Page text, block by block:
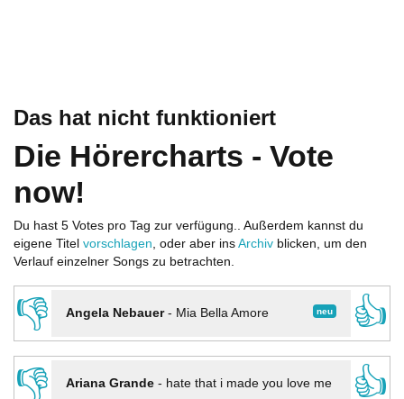
Das hat nicht funktioniert
Die Hörercharts - Vote
now!
Du hast 5 Votes pro Tag zur verfügung.. Außerdem kannst du
eigene Titel vorschlagen, oder aber ins Archiv blicken, um den
Verlauf einzelner Songs zu betrachten.
👎 neu
Angela Nebauer- Mia Bella Amore
👍
👎
Ariana Grande- hate that i made you love me
👍